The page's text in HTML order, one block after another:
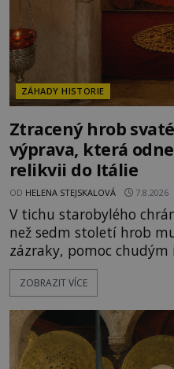
ZÁHADY HISTORIE
Ztracený hrob
výprava, která
relikvii do Itálie
OD HELENA STEJSKALOVÁ 7.8.2026
V tichu starobylého
než sedm století hrob
zázraky, pomoc
bouřích. Pak ale přichází
se mění v dějiště podivné
Mikuláše a odváží jeho
Je to zbožná záchrana
promyšlená krádež,
ZOBRAZIT VÍCE